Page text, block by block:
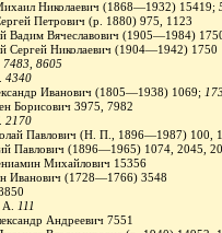
Николаевич (1868—1932) 15419;
Петрович (р. 1880) 975, 1123
Вадим Вячеславович (1905—1984)
Сергей Николаевич (1904—1942) 1750
7483, 8605
4340
Иванович (1805—1938) 1069;
Борисович 3975, 7982
2170
Павлович (Н. П., 1896—1987) 100,
Павлович (1896—1965) 1074, 2045,
Михайлович 15356
Иванович (1728—1766) 3548
А. 111
Андреевич 7551